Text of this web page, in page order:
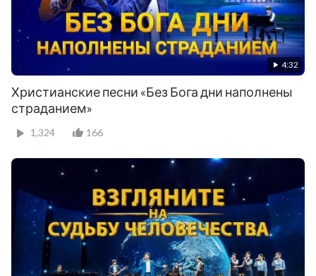
4:32
Христианские песни «Без Бога дни наполнены
страданием»
1,324 166